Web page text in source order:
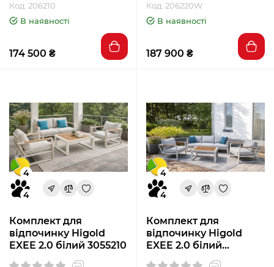
Код: 206210
В наявності
174 500 ₴
Код: 206220W
В наявності
187 900 ₴
4
4
Комплект для
відпочинку Higold
EXEE 2.0 білий 3055210
4
4
Комплект для
відпочинку Higold
EXEE 2.0 білий